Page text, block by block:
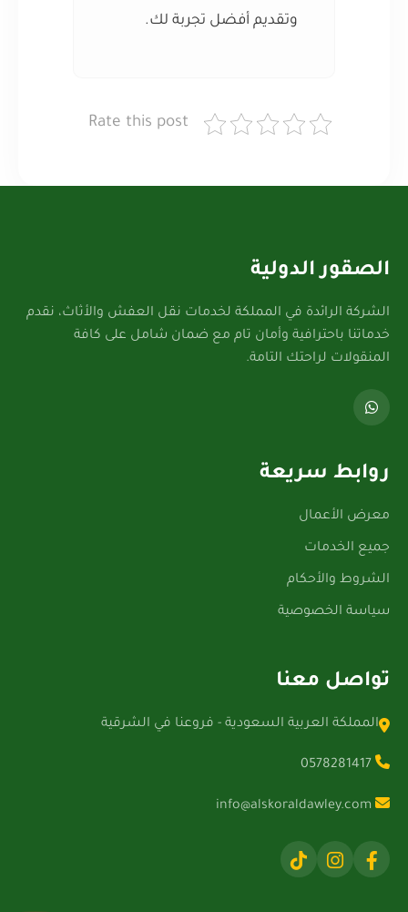
وتقديم أفضل تجربة لك.
Rate this post
الصقور الدولية
الشركة الرائدة في المملكة لخدمات نقل العفش والأثاث، نقدم
خدماتنا باحترافية وأمان تام مع ضمان شامل على كافة
المنقولات لراحتك التامة.
روابط سريعة
معرض الأعمال
جميع الخدمات
الشروط والأحكام
سياسة الخصوصية
تواصل معنا
المملكة العربية السعودية - فروعنا في الشرقية